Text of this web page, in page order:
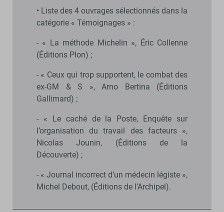
• Liste des 4 ouvrages sélectionnés dans la
catégorie « Témoignages » :
- « La méthode Michelin », Éric Collenne
(Éditions Plon) ;
- « Ceux qui trop supportent, le combat des
ex-GM & S », Arno Bertina (Éditions
Gallimard) ;
- « Le caché de la Poste, Enquête sur
l’organisation du travail des facteurs »,
Nicolas Jounin, (Éditions de la
Découverte) ;
- « Journal incorrect d’un médecin légiste »,
Michel Debout, (Éditions de l’Archipel).